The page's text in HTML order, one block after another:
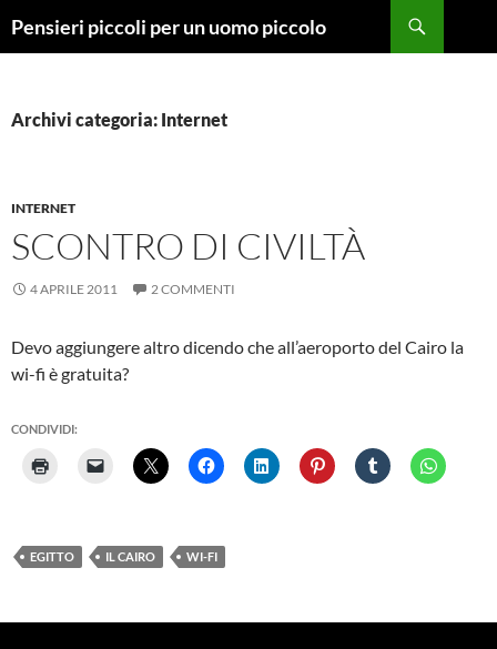
Pensieri piccoli per un uomo piccolo
Archivi categoria: Internet
INTERNET
SCONTRO DI CIVILTÀ
4 APRILE 2011 2 COMMENTI
Devo aggiungere altro dicendo che all’aeroporto del Cairo la
wi-fi è gratuita?
CONDIVIDI:
EGITTO IL CAIRO WI-FI